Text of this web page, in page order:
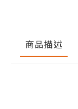
商品描述